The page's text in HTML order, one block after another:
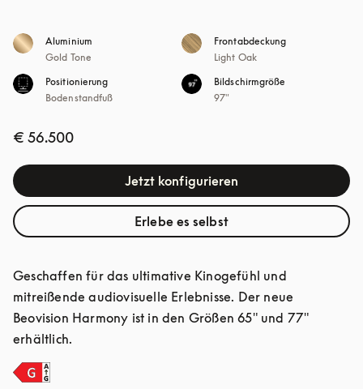
Aluminium
Gold Tone
Frontabdeckung
Light Oak
Positionierung
Bodenstandfuß
Bildschirmgröße
97"
€ 56.500
Jetzt konfigurieren
Erlebe es selbst
Geschaffen für das ultimative Kinogefühl und
mitreißende audiovisuelle Erlebnisse. Der neue
Beovision Harmony ist in den Größen 65" und 77"
erhältlich.